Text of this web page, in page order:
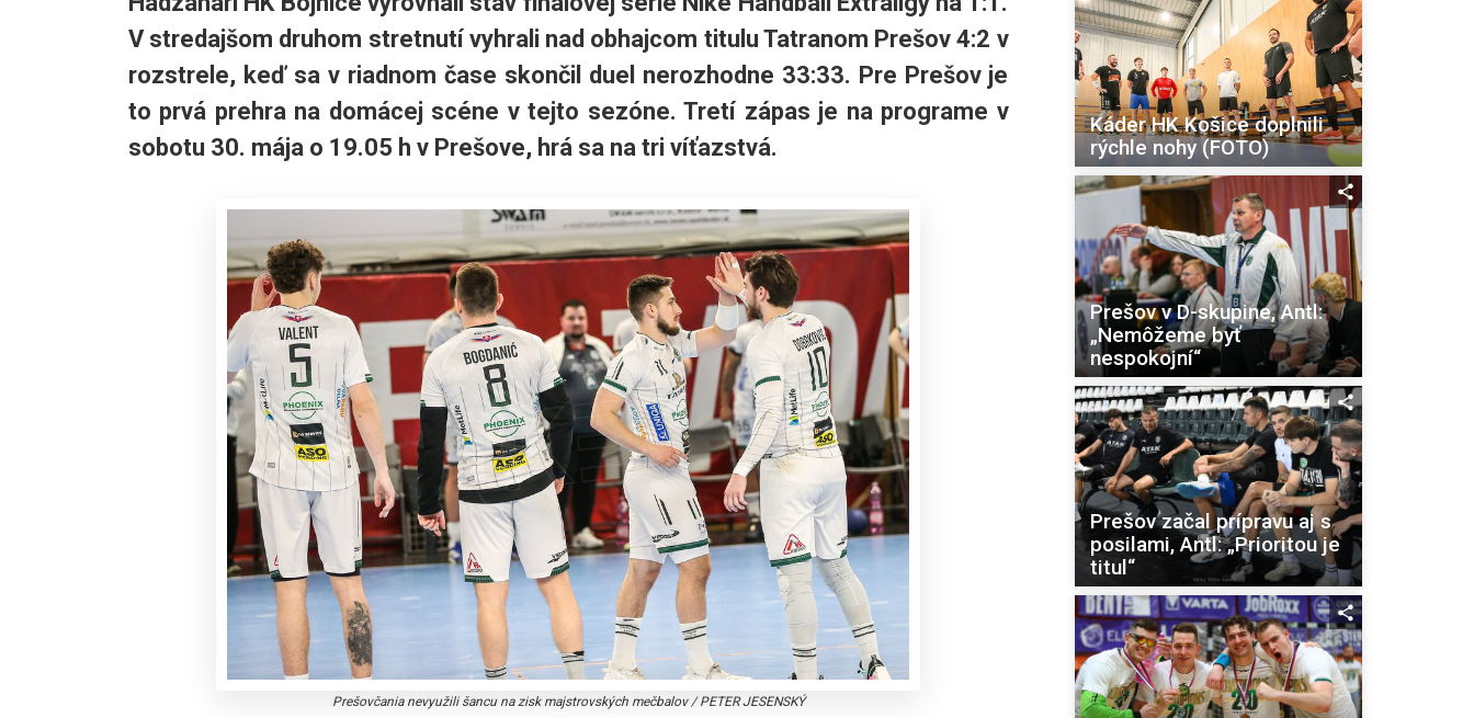
V stredajšom druhom stretnutí vyhrali nad obhajcom titulu Tatranom Prešov 4:2 v
rozstrele, keď sa v riadnom čase skončil duel nerozhodne 33:33. Pre Prešov je
to prvá prehra na domácej scéne v tejto sezóne. Tretí zápas je na programe v
sobotu 30. mája o 19.05 h v Prešove, hrá sa na tri víťazstvá.
Prešovčania nevyužili šancu na zisk majstrovských mečbalov/PETER JESENSKÝ
Káder HK Košice doplnili
rýchle nohy (FOTO)
Prešov v D-skupine, Antl:
„Nemôžeme byť
nespokojní“
Prešov začal prípravu aj s
posilami, Antl: „Prioritou je
titul“